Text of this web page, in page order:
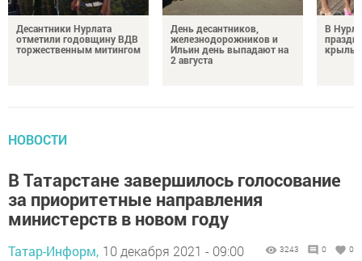
Десантники Нурлата
отметили годовщину ВДВ
торжественным митингом
День десантников,
железнодорожников и
Ильин день выпадают на
2 августа
В
НОВОСТИ
В Татарстане завершилось голосование
за приоритетные направления
министерств в новом году
Татар-Информ, 10 декабря 2021 - 09:00 3243 0 0